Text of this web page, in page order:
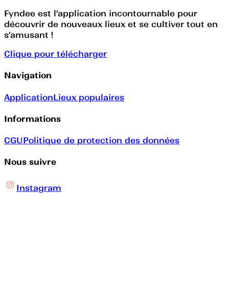
Fyndee est l’application incontournable pour
découvrir de nouveaux lieux et se cultiver tout en
s’amusant !
Clique pour télécharger
Navigation
ApplicationLieux populaires
Informations
CGUPolitique de protection des données
Nous suivre
Instagram